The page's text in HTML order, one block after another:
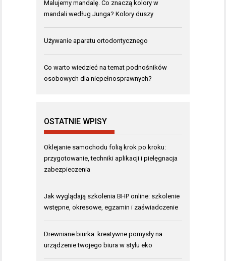
Malujemy mandalę. Co znaczą kolory w
mandali według Junga? Kolory duszy
Używanie aparatu ortodontycznego
Co warto wiedzieć na temat podnośników
osobowych dla niepełnosprawnych?
OSTATNIE WPISY
Oklejanie samochodu folią krok po kroku:
przygotowanie, techniki aplikacji i pielęgnacja
zabezpieczenia
Jak wyglądają szkolenia BHP online: szkolenie
wstępne, okresowe, egzamin i zaświadczenie
Drewniane biurka: kreatywne pomysły na
urządzenie twojego biura w stylu eko